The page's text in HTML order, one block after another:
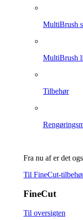
MultiBrush
MultiBrush
Tilbehør
Fra nu af er det
Til FineCut-
FineCut
Til oversigten